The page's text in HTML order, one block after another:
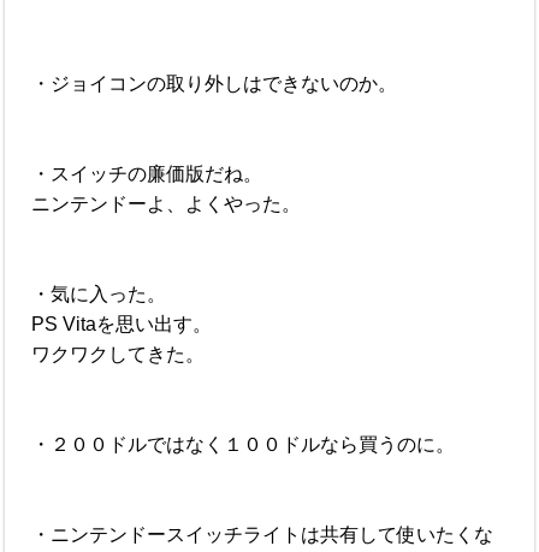
・ジョイコンの取り外しはできないのか。
・スイッチの廉価版だね。
ニンテンドーよ、よくやった。
・気に入った。
PS Vitaを思い出す。
ワクワクしてきた。
・２００ドルではなく１００ドルなら買うのに。
・ニンテンドースイッチライトは共有して使いたくな